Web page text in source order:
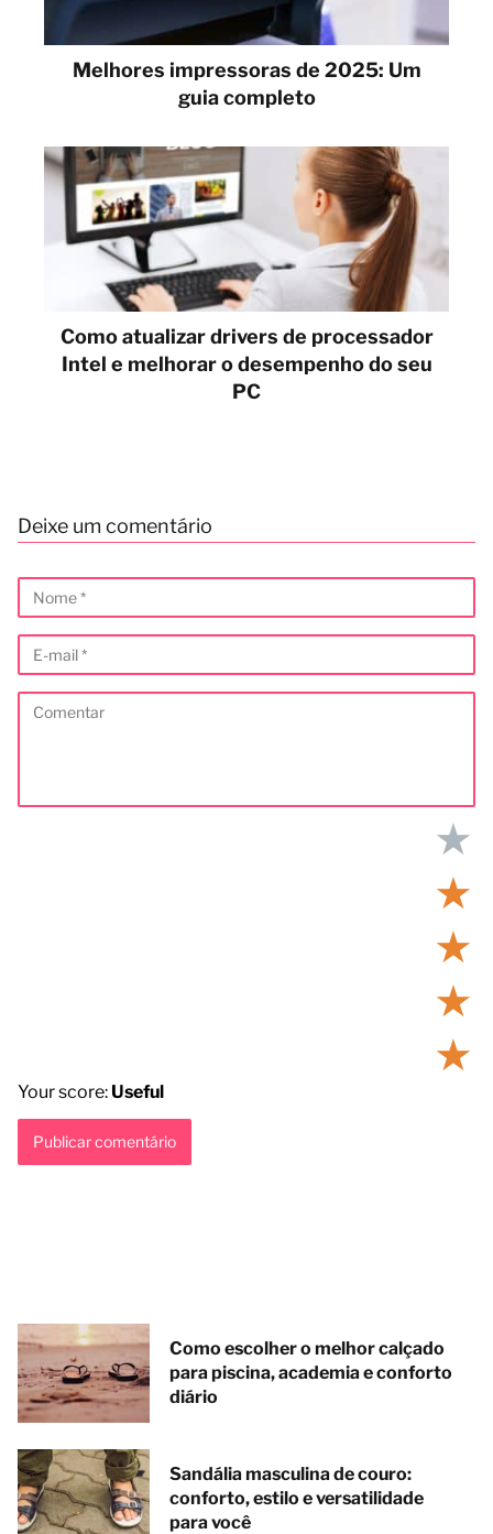
Melhores impressoras de 2025: Um
guia completo
Como atualizar drivers de processador
Intel e melhorar o desempenho do seu
PC
Deixe um comentário
★
★
★
★
★
Your score: Useful
Como escolher o melhor calçado
para piscina, academia e conforto
diário
Sandália masculina de couro:
conforto, estilo e versatilidade
para você